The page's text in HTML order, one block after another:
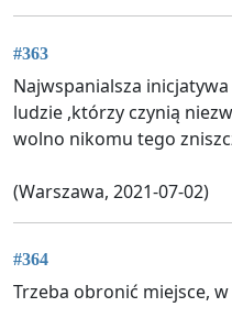
#363
Najwspanialsza
ludzie ,którzy czynią
wolno nikomu tego
(Warszawa, 2021-07-02)
#364
Trzeba obronić miejsce,